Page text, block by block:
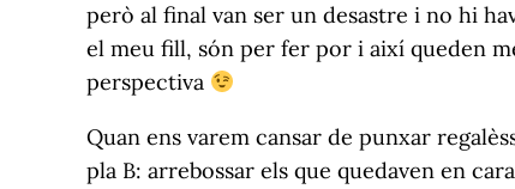
però al final van ser un desastre i no hi
el meu fill, són per fer por i així queden
perspectiva
Quan ens varem cansar de punxar
pla B: arrebossar els que quedaven en